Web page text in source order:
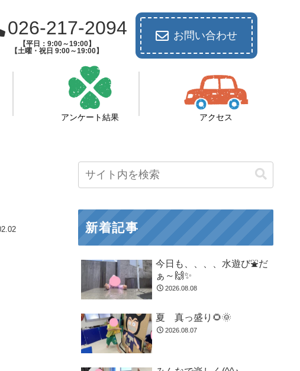
026-217-2094
【平日：9:00～19:00】
【土曜・祝日 9:00～19:00】
お問い合わせ
アンケート結果 アクセス
新着記事
今日も、、、、水遊び⛲だ
ぁ～🙌✨
2026.08.08
夏 真っ盛り🌻🌞
2026.08.07